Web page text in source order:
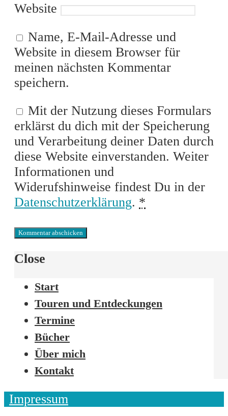
Website
Name, E-Mail-Adresse und
Website in diesem Browser für
meinen nächsten Kommentar
speichern.
Mit der Nutzung dieses Formulars
erklärst du dich mit der Speicherung
und Verarbeitung deiner Daten durch
diese Website einverstanden. Weiter
Informationen und
Widerufshinweise findest Du in der
Datenschutzerklärung. *
Close
Start
Touren und Entdeckungen
Termine
Bücher
Über mich
Kontakt
Impressum